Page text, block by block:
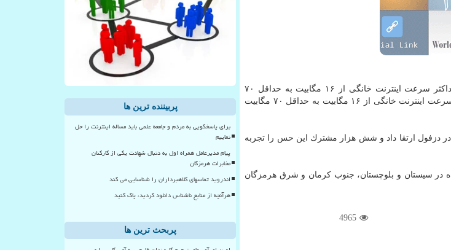
به گزارش كارا پیام به نقل از مهر، محمدجواد آذری جهرمی در توئیتر از افزایش حداكثر سرعت اینترنت خانگی از ۱۶ مگابیت به حداقل ۷۰
مگابیت در شهر دزفول آگاهی داد و اظهار داشت: حس خوبی است كه تجربه حداكثر سرعت اینترنت خانگی از ۱۶ مگابیت به حداقل ۷۰ مگابیت
در دزفول ارتقا داد و شش هزار مشترك این حس را تجربه
در سیستان و بلوچستان، جنوب كرمان و شرق هرمزگان
4965
پربیننده ترین ها
برای پاسخگویی به مردم و جامعه علمی باید مساله اینترنت را حل
نماییم
پیام مدیرعامل همراه اول به دنبال شهادت یکی از کارکنان
مخابرات هرمزگان
اندروید تماسهای کلاهبرداران را شناسایی می کند
هرآنچه از منابع ناشناس دانلود کردید، پاک کنید
پربحث ترین ها